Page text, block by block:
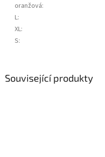
Související produkty
oranžová:
L:
XL:
S: